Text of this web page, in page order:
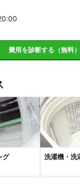
町 南山城村 八幡市
長岡京市 向日市
日野町 近江八幡市
甲良町 彦根市 多
:00
費用を診断する（無料）
グ 洗濯機・洗